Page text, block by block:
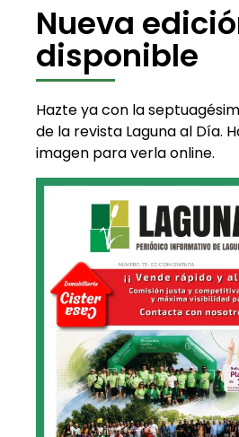
Nueva
disponible
Hazte ya con la
de la revista Laguna al Día.
imagen para verla online.